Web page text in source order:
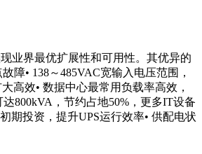
业界最优扩展性和可用性。其优异的
• 138～485VAC宽输入电压范围，
高效• 数据中心最常用负载率高效，
800kVA，节约占地50%，更多IT设备
期投资，提升UPS运行效率• 供配电状